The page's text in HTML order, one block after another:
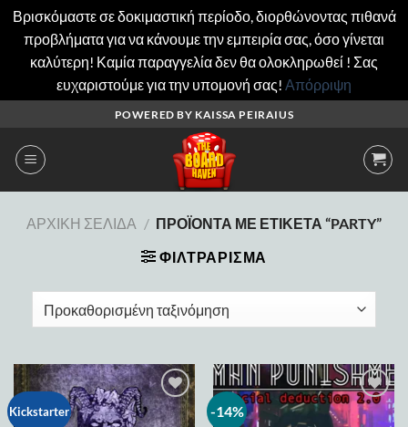
Βρισκόμαστε σε δοκιμαστική περίοδο, διορθώνοντας πιθανά
προβλήματα για να κάνουμε την εμπειρία σας, όσο γίνεται
καλύτερη! Καμία παραγγελία δεν θα ολοκληρωθεί ! Σας
ευχαριστούμε για την υπομονή σας! Απόρριψη
περιεχόμενο
POWERED BY KAISSA PEIRAIUS
ΑΡΧΙΚΉ ΣΕΛΊΔΑ / ΠΡΟΪΌΝΤΑ ΜΕ ΕΤΙΚΈΤΑ “PARTY”
ΦΙΛΤΡΆΡΙΣΜΑ
Kickstarter
Add to
wishlist
-14%
Add to
wishlist